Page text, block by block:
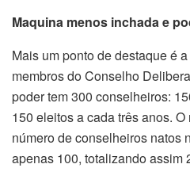
Maquina menos inchada e
Mais um ponto de destaque é
membros do Conselho
poder tem 300 conselheiros:
150 eleitos a cada três anos.
número de conselheiros natos
apenas 100, totalizando assim